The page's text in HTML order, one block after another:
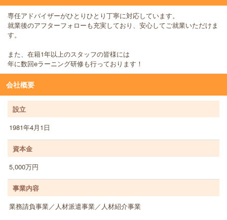
専任アドバイザーがひとりひとり丁寧に対応しています。
就業後のアフターフォローも充実しており、安心してご就業いただけま
す。
また、在籍1年以上のスタッフの皆様には
年に数回eラーニング研修も行っております！
会社概要
設立
1981年4月1日
資本金
5,000万円
事業内容
業務請負事業／人材派遣事業／人材紹介事業